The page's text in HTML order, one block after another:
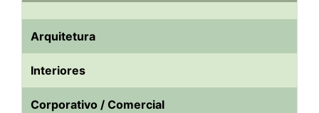
Arquitetura
Interiores
Corporativo / Comercial